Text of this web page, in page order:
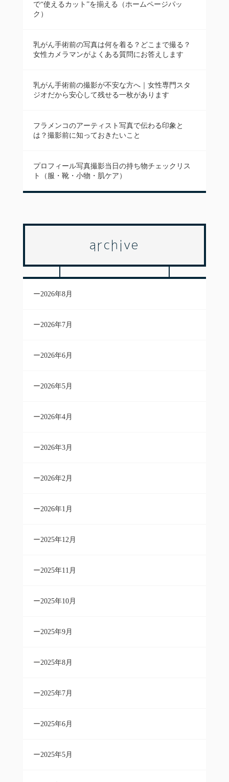
で“使えるカット”を揃える（ホームページパッ
ク）
乳がん手術前の写真は何を着る？どこまで撮る？
女性カメラマンがよくある質問にお答えします
乳がん手術前の撮影が不安な方へ｜女性専門スタ
ジオだから安心して残せる一枚があります
フラメンコのアーティスト写真で伝わる印象と
は？撮影前に知っておきたいこと
プロフィール写真撮影当日の持ち物チェックリス
ト（服・靴・小物・肌ケア）
archive
2026年8月
2026年7月
2026年6月
2026年5月
2026年4月
2026年3月
2026年2月
2026年1月
2025年12月
2025年11月
2025年10月
2025年9月
2025年8月
2025年7月
2025年6月
2025年5月